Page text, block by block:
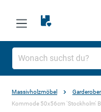
Massivholzmöbel
Kommode 50x56cm 'Stockholm'